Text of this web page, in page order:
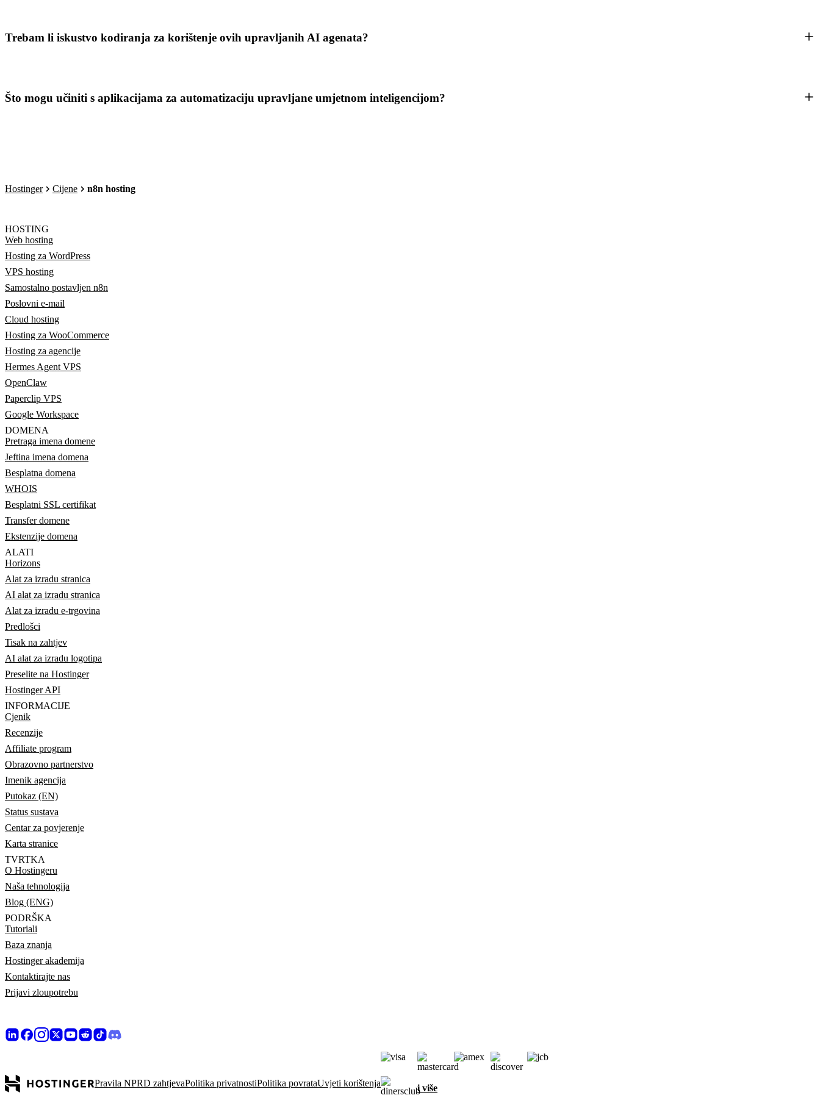
Trebam li iskustvo kodiranja za korištenje ovih upravljanih AI agenata?
Što mogu učiniti s aplikacijama za automatizaciju upravljane umjetnom inteligencijom?
Hostinger Cijene n8n hosting
HOSTING
Web hosting
Hosting za WordPress
VPS hosting
Samostalno postavljen n8n
Poslovni e-mail
Cloud hosting
Hosting za WooCommerce
Hosting za agencije
Hermes Agent VPS
OpenClaw
Paperclip VPS
Google Workspace
DOMENA
Pretraga imena domene
Jeftina imena domena
Besplatna domena
WHOIS
Besplatni SSL certifikat
Transfer domene
Ekstenzije domena
ALATI
Horizons
Alat za izradu stranica
AI alat za izradu stranica
Alat za izradu e-trgovina
Predlošci
Tisak na zahtjev
AI alat za izradu logotipa
Preselite na Hostinger
Hostinger API
INFORMACIJE
Cjenik
Recenzije
Affiliate program
Obrazovno partnerstvo
Imenik agencija
Putokaz (EN)
Status sustava
Centar za povjerenje
Karta stranice
TVRTKA
O Hostingeru
Naša tehnologija
Blog (ENG)
PODRŠKA
Tutoriali
Baza znanja
Hostinger akademija
Kontaktirajte nas
Prijavi zloupotrebu
Pravila NPRD zahtjevaPolitika privatnostiPolitika povrataUvjeti korištenja i više